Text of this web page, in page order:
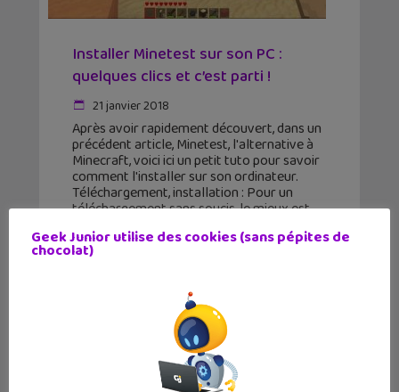
Installer Minetest sur son PC :
quelques clics et c’est parti !
21 janvier 2018
Après avoir rapidement découvert, dans un
précédent article, Minetest, l'alternative à
Minecraft, voici ici un petit tuto pour savoir
comment l'installer sur son ordinateur.
Téléchargement, installation : Pour un
téléchargement sans soucis, le mieux est
que tu
Geek Junior utilise des cookies (sans pépites de
chocolat)